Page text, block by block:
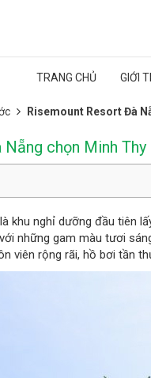
TRANG CHỦ GIỚI
Risemount Resort Đà
chọn Minh
khu nghỉ dưỡng đầu tiên
những gam màu tươi
viên rộng rãi, hồ bơi tần